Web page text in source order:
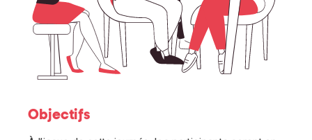
Objectifs